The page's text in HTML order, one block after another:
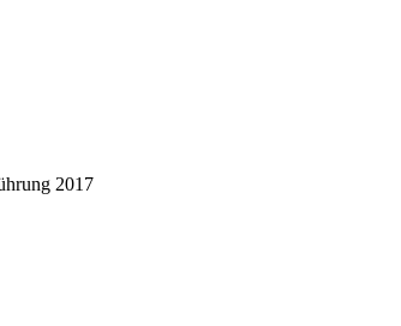
2017